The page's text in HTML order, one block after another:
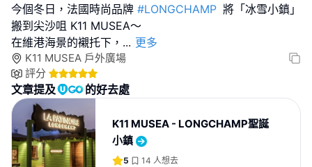
今個冬日，法國時尚品牌 #LONGCHAMP 將「冰雪小鎮」
搬到尖沙咀 K11 MUSEA～
在維港海景的襯托下， ... 更多
K11 MUSEA 戶外廣場
評分
文章提及 的好去處
K11 MUSEA - LONGCHAMP聖誕
小鎮
5 14 人想去